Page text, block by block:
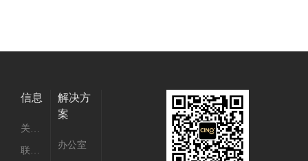
信息
关于我们
联系我们
解决方
案
办公室